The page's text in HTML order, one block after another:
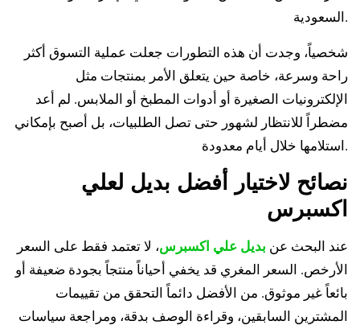
السعودية.
شخصياً، وجدت أن هذه التطورات جعلت عملية التسوق أكثر
راحة وسرعة، خاصة حين يتعلق الأمر بمنتجات مثل
الإلكترونيات الصغيرة أو أدوات المطبخ أو الملابس. لم أعد
مضطراً للانتظار لشهور حتى تصل الطلبيات، بل أصبح بإمكاني
استلامها خلال أيام معدودة.
نصائح لاختيار أفضل بديل لعلي
اكسبرس
عند البحث عن بديل علي اكسبرس، لا تعتمد فقط على السعر
الأرخص. السعر المغري قد يخفي أحياناً منتجاً بجودة ضعيفة أو
بائعاً غير موثوق. من الأفضل دائماً التحقق من تقييمات
المشترين السابقين، وقراءة الوصف بدقة، ومراجعة سياسات